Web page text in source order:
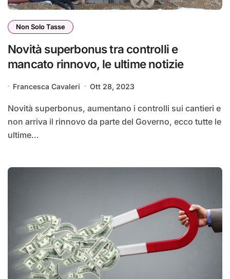
Non Solo Tasse
Novità superbonus tra controlli e
mancato rinnovo, le ultime notizie
Francesca Cavaleri Ott 28, 2023
Novità superbonus, aumentano i controlli sui cantieri e
non arriva il rinnovo da parte del Governo, ecco tutte le
ultime…